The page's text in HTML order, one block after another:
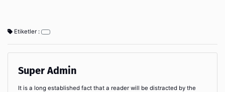
Etiketler :
Super Admin
It is a long established fact that a reader will be distracted by the